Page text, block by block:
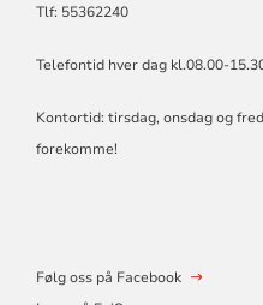
Tlf: 55362240
Telefontid hver dag kl.08.00-
Kontortid: tirsdag, onsdag og
forekomme!
Følg oss på Facebook